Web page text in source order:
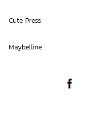
Cute Press
Maybelline